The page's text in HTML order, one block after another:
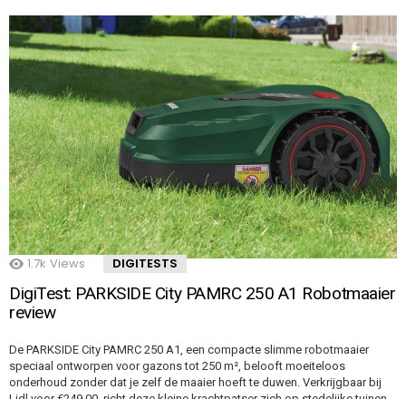
1.7k Views DIGITESTS
DigiTest: PARKSIDE City PAMRC 250 A1 Robotmaaier
review
De PARKSIDE City PAMRC 250 A1, een compacte slimme robotmaaier
speciaal ontworpen voor gazons tot 250 m², belooft moeiteloos
onderhoud zonder dat je zelf de maaier hoeft te duwen. Verkrijgbaar bij